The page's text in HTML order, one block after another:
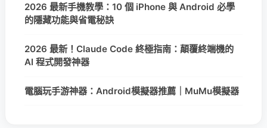
2026 最新手機教學：10 個 iPhone 與 Android 必學
的隱藏功能與省電秘訣
2026 最新！Claude Code 終極指南：顛覆終端機的
AI 程式開發神器
電腦玩手游神器：Android模擬器推薦｜MuMu模擬器